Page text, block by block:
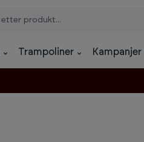
Trampoliner Kampanjer